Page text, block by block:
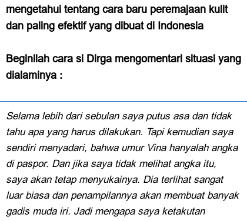
mengetahui tentang cara baru peremajaan kulit
dan paling efektif yang dibuat di Indonesia
Beginilah cara si Dirga mengomentari situasi yang
dialaminya :
Selama lebih dari sebulan saya putus asa dan tidak
tahu apa yang harus dilakukan. Tapi kemudian saya
sendiri menyadari, bahwa umur Vina hanyalah angka
di paspor. Dan jika saya tidak melihat angka itu,
saya akan tetap menyukainya. Dia terlihat sangat
luar biasa dan penampilannya akan membuat banyak
gadis muda iri. Jadi mengapa saya ketakutan